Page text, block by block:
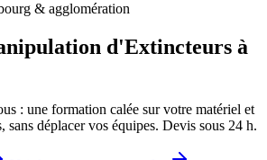
& agglomération
d'Extincteurs à
: une formation calée sur votre matériel et
sans déplacer vos équipes. Devis sous 24 h.